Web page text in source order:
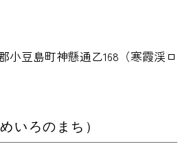
小豆島町神懸通乙168（寒霞渓ロ
いろのまち）